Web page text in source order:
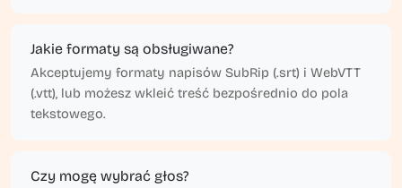
Jakie formaty są obsługiwane?
Akceptujemy formaty napisów SubRip (.srt) i WebVTT
(.vtt), lub możesz wkleić treść bezpośrednio do pola
tekstowego.
Czy mogę wybrać głos?